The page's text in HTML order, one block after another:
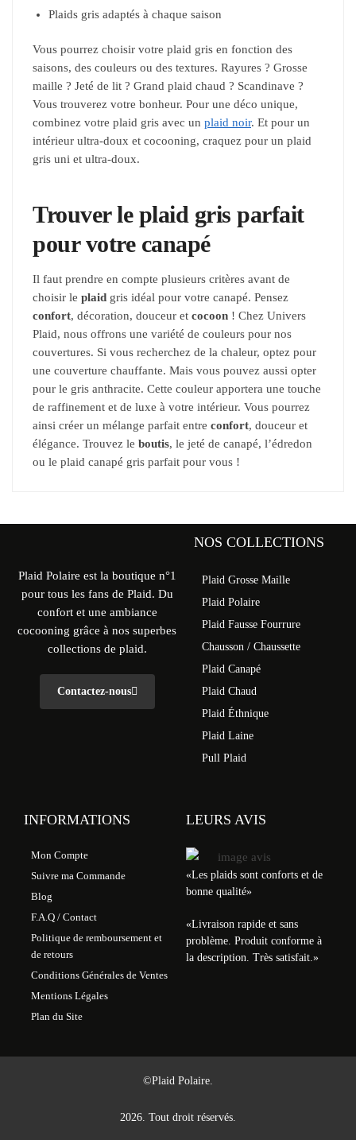
Plaids gris adaptés à chaque saison
Vous pourrez choisir votre plaid gris en fonction des
saisons, des couleurs ou des textures. Rayures ? Grosse
maille ? Jeté de lit ? Grand plaid chaud ? Scandinave ?
Vous trouverez votre bonheur. Pour une déco unique,
combinez votre plaid gris avec un plaid noir. Et pour un
intérieur ultra-doux et cocooning, craquez pour un plaid
gris uni et ultra-doux.
Trouver le plaid gris parfait
pour votre canapé
Il faut prendre en compte plusieurs critères avant de
choisir le plaid gris idéal pour votre canapé. Pensez
confort, décoration, douceur et cocoon ! Chez Univers
Plaid, nous offrons une variété de couleurs pour nos
couvertures. Si vous recherchez de la chaleur, optez pour
une couverture chauffante. Mais vous pouvez aussi opter
pour le gris anthracite. Cette couleur apportera une touche
de raffinement et de luxe à votre intérieur. Vous pourrez
ainsi créer un mélange parfait entre confort, douceur et
élégance. Trouvez le boutis, le jeté de canapé, l’édredon
ou le plaid canapé gris parfait pour vous !
Plaid Polaire est la boutique n°1
pour tous les fans de Plaid. Du
confort et une ambiance
cocooning grâce à nos superbes
collections de plaid.
Contactez-nous
NOS COLLECTIONS
Plaid Grosse Maille
Plaid Polaire
Plaid Fausse Fourrure
Chausson / Chaussette
Plaid Canapé
Plaid Chaud
Plaid Éthnique
Plaid Laine
Pull Plaid
INFORMATIONS
Mon Compte
Suivre ma Commande
Blog
F.A.Q / Contact
Politique de remboursement et
de retours
Conditions Générales de Ventes
Mentions Légales
Plan du Site
LEURS AVIS
«Les plaids sont conforts et de
bonne qualité»
«Livraison rapide et sans
problème. Produit conforme à
la description. Très satisfait.»
©Plaid Polaire.
2026. Tout droit réservés.